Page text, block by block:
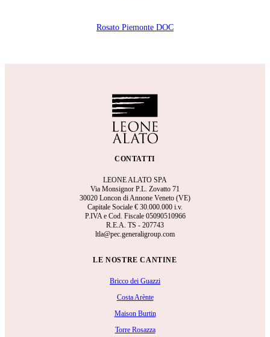
Rosato Piemonte DOC
CONTATTI
LEONE ALATO SPA
Via Monsignor P.L. Zovatto 71
30020 Loncon di Annone Veneto (VE)
Capitale Sociale € 30.000.000 i.v.
P.IVA e Cod. Fiscale 05090510966
R.E.A. TS - 207743
ltla@pec.generaligroup.com
LE NOSTRE CANTINE
Bricco dei Guazzi
Costa Arènte
Maison Burtin
Torre Rosazza